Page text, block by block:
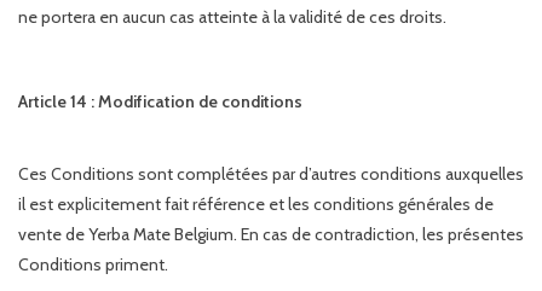
ne portera en aucun cas atteinte à la validité de ces droits.
Article 14 : Modification de conditions
Ces Conditions sont complétées par d’autres conditions auxquelles
il est explicitement fait référence et les conditions générales de
vente de Yerba Mate Belgium. En cas de contradiction, les présentes
Conditions priment.